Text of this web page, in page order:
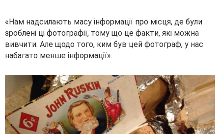
«Нам надсилають масу інформації про місця, де були
зроблені ці фотографії, тому що це факти, які можна
вивчити. Але щодо того, ким був цей фотограф, у нас
набагато менше інформації».